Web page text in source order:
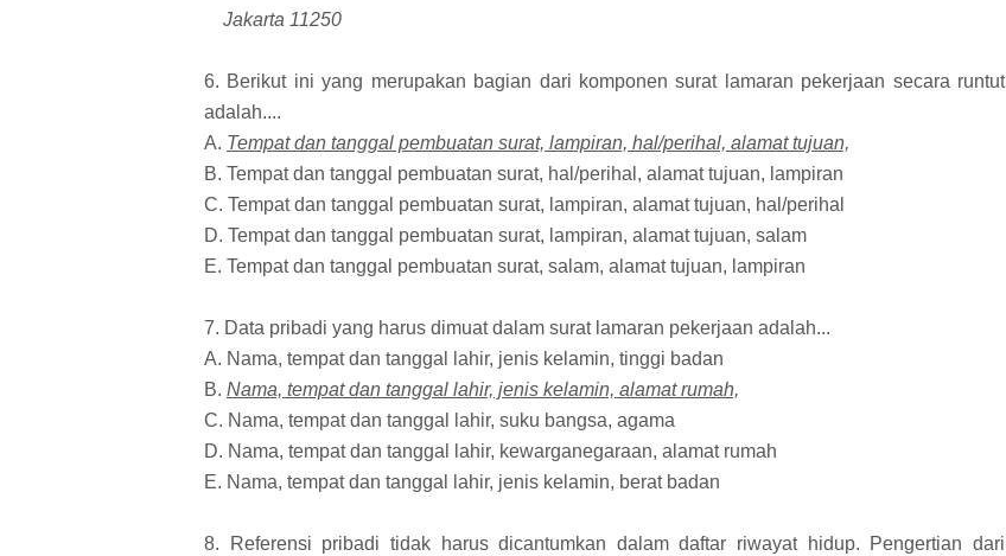
Jakarta 11250
6. Berikut ini yang merupakan bagian dari komponen surat lamaran pekerjaan secara runtut
adalah....
A. Tempat dan tanggal pembuatan surat, lampiran, hal/perihal, alamat tujuan,
B. Tempat dan tanggal pembuatan surat, hal/perihal, alamat tujuan, lampiran
C. Tempat dan tanggal pembuatan surat, lampiran, alamat tujuan, hal/perihal
D. Tempat dan tanggal pembuatan surat, lampiran, alamat tujuan, salam
E. Tempat dan tanggal pembuatan surat, salam, alamat tujuan, lampiran
7. Data pribadi yang harus dimuat dalam surat lamaran pekerjaan adalah...
A. Nama, tempat dan tanggal lahir, jenis kelamin, tinggi badan
B. Nama, tempat dan tanggal lahir, jenis kelamin, alamat rumah,
C. Nama, tempat dan tanggal lahir, suku bangsa, agama
D. Nama, tempat dan tanggal lahir, kewarganegaraan, alamat rumah
E. Nama, tempat dan tanggal lahir, jenis kelamin, berat badan
8. Referensi pribadi tidak harus dicantumkan dalam daftar riwayat hidup. Pengertian dari